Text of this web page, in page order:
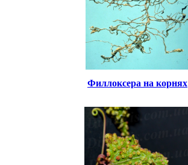
Филлоксера на корнях